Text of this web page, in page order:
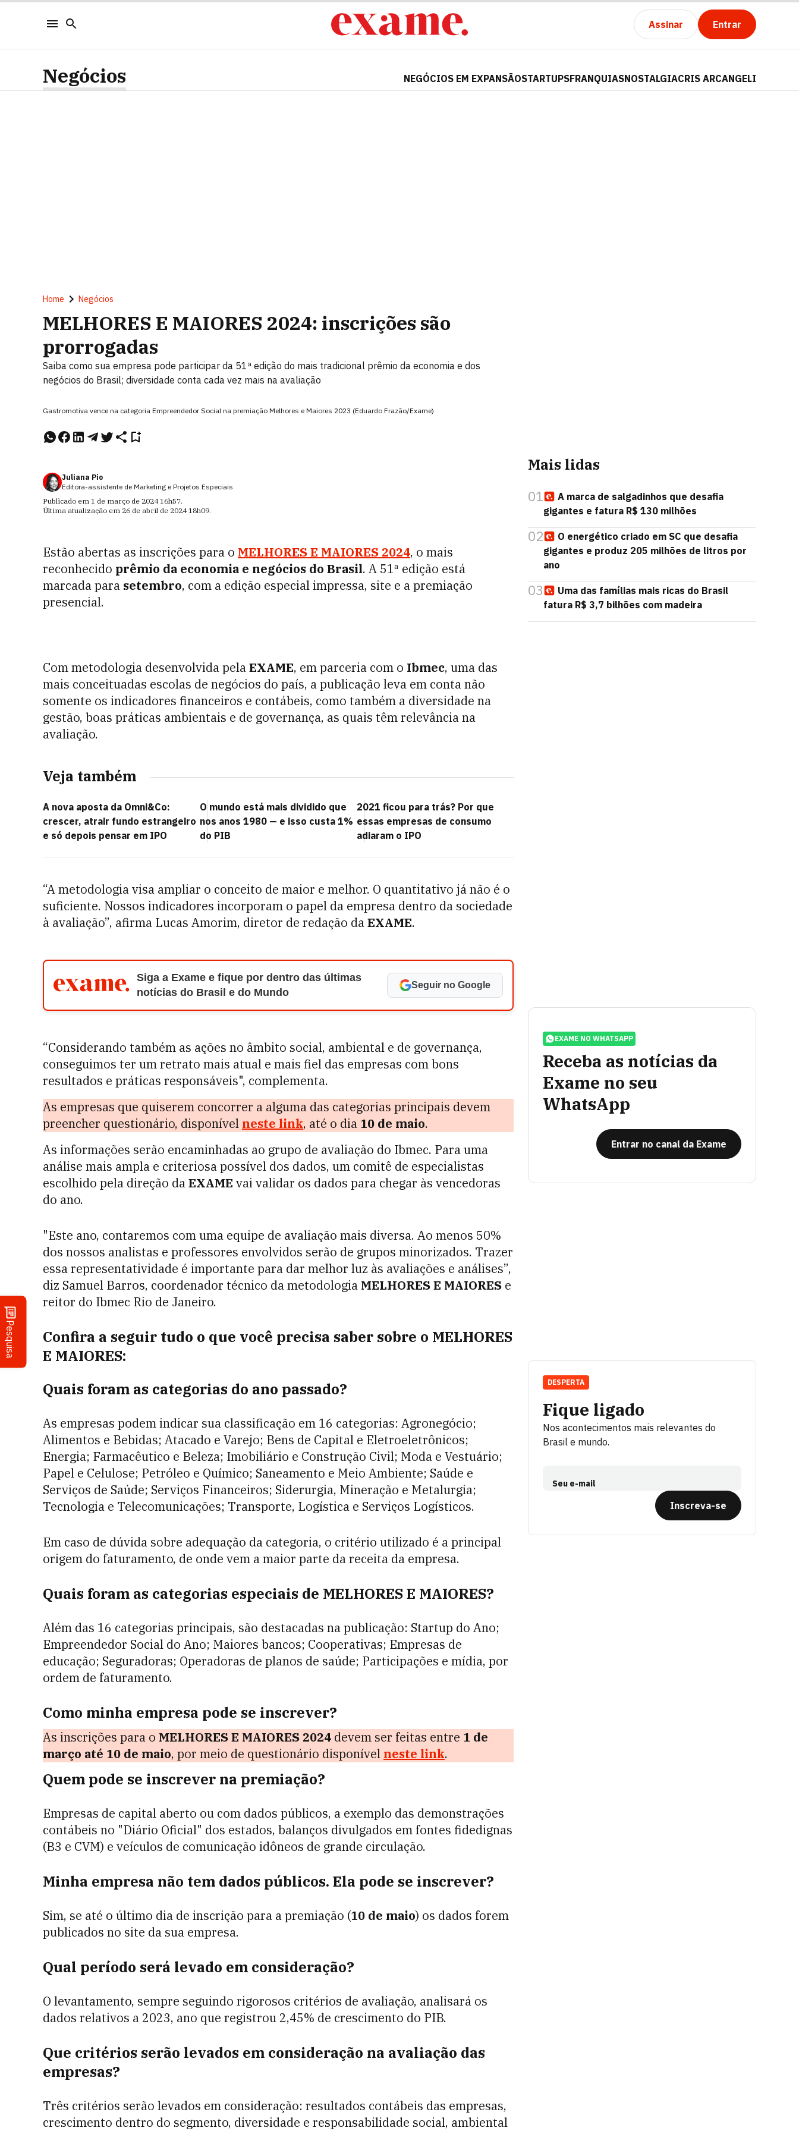
Assinar Entrar
Pesquisa
Negócios NEGÓCIOS EM EXPANSÃOSTARTUPSFRANQUIASNOSTALGIACRIS ARCANGELI
Home Negócios
MELHORES E MAIORES 2024: inscrições são
prorrogadas
Saiba como sua empresa pode participar da 51ª edição do mais tradicional prêmio da economia e dos
negócios do Brasil; diversidade conta cada vez mais na avaliação
Gastromotiva vence na categoria Empreendedor Social na premiação Melhores e Maiores 2023 (Eduardo Frazão/Exame)
Juliana Pio
Editora-assistente de Marketing e Projetos Especiais
Publicado em 1 de março de 2024 16h57.
Última atualização em 26 de abril de 2024 18h09.
Estão abertas as inscrições para o MELHORES E MAIORES 2024, o mais
reconhecido prêmio da economia e negócios do Brasil. A 51ª edição está
marcada para setembro, com a edição especial impressa, site e a premiação
presencial.
Com metodologia desenvolvida pelaEXAME, em parceria com o Ibmec, uma das
mais conceituadas escolas de negócios do país, a publicação leva em conta não
somente os indicadores financeiros e contábeis, como também a diversidade na
gestão, boas práticas ambientais e de governança, as quais têm relevância na
avaliação.
Veja também
A nova aposta da Omni&Co:
crescer, atrair fundo estrangeiro
e só depois pensar em IPO
O mundo está mais dividido que
nos anos 1980 — e isso custa 1%
do PIB
2021 ficou para trás? Por que
essas empresas de consumo
adiaram o IPO
“A metodologia visa ampliar o conceito de maior e melhor. O quantitativo já não é o
suficiente. Nossos indicadores incorporam o papel da empresa dentro da sociedade
à avaliação”, afirma Lucas Amorim, diretor de redação daEXAME.
Siga a Exame e fique por dentro das últimas
notícias do Brasil e do Mundo
Seguir no Google
“Considerando também as ações no âmbito social, ambiental e de governança,
conseguimos ter um retrato mais atual e mais fiel das empresas com bons
resultados e práticas responsáveis", complementa.
As empresas que quiserem concorrer a alguma das categorias principais devem
preencher questionário, disponível neste link, até o dia 10 de maio.
As informações serão encaminhadas ao grupo de avaliação do Ibmec. Para uma
análise mais ampla e criteriosa possível dos dados, um comitê de especialistas
escolhido pela direção daEXAME vai validar os dados para chegar às vencedoras
do ano.
"Este ano, contaremos com uma equipe de avaliação mais diversa. Ao menos 50%
dos nossos analistas e professores envolvidos serão de grupos minorizados. Trazer
essa representatividade é importante para dar melhor luz às avaliações e análises”,
diz Samuel Barros, coordenador técnico da metodologia MELHORES E MAIORES e
reitor do Ibmec Rio de Janeiro.
Confira a seguir tudo o que você precisa saber sobre o MELHORES
E MAIORES:
Quais foram as categorias do ano passado?
As empresas podem indicar sua classificação em 16 categorias: Agronegócio;
Alimentos e Bebidas; Atacado e Varejo; Bens de Capital e Eletroeletrônicos;
Energia; Farmacêutico e Beleza; Imobiliário e Construção Civil; Moda e Vestuário;
Papel e Celulose; Petróleo e Químico; Saneamento e Meio Ambiente; Saúde e
Serviços de Saúde; Serviços Financeiros; Siderurgia, Mineração e Metalurgia;
Tecnologia e Telecomunicações; Transporte, Logística e Serviços Logísticos.
Em caso de dúvida sobre adequação da categoria, o critério utilizado é a principal
origem do faturamento, de onde vem a maior parte da receita da empresa.
Quais foram as categorias especiais de MELHORES E MAIORES?
Além das 16 categorias principais, são destacadas na publicação: Startup do Ano;
Empreendedor Social do Ano; Maiores bancos; Cooperativas; Empresas de
educação; Seguradoras; Operadoras de planos de saúde; Participações e mídia, por
ordem de faturamento.
Como minha empresa pode se inscrever?
As inscrições para o MELHORES E MAIORES 2024 devem ser feitas entre 1 de
março até 10 de maio, por meio de questionário disponível neste link.
Quem pode se inscrever na premiação?
Empresas de capital aberto ou com dados públicos, a exemplo das demonstrações
contábeis no "Diário Oficial" dos estados, balanços divulgados em fontes fidedignas
(B3 e CVM) e veículos de comunicação idôneos de grande circulação.
Minha empresa não tem dados públicos. Ela pode se inscrever?
Sim, se até o último dia de inscrição para a premiação (10 de maio) os dados forem
publicados no site da sua empresa.
Qual período será levado em consideração?
O levantamento, sempre seguindo rigorosos critérios de avaliação, analisará os
dados relativos a 2023, ano que registrou 2,45% de crescimento do PIB.
Que critérios serão levados em consideração na avaliação das
empresas?
Três critérios serão levados em consideração: resultados contábeis das empresas,
crescimento dentro do segmento, diversidade e responsabilidade social, ambiental
Mais lidas
01
A marca de salgadinhos que desafia
gigantes e fatura R$ 130 milhões
02
O energético criado em SC que desafia
gigantes e produz 205 milhões de litros por
ano
03
Uma das famílias mais ricas do Brasil
fatura R$ 3,7 bilhões com madeira
EXAME NO WHATSAPP
Receba as notícias da
Exame no seu
WhatsApp
Entrar no canal da Exame
Fique ligado
Nos acontecimentos mais relevantes do
Brasil e mundo.
Seu e-mail
Inscreva-se
DESPERTA